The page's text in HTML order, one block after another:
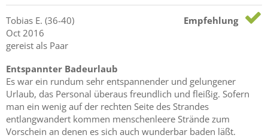
Tobias E. (36-40)
Oct 2016
gereist als Paar
Empfehlung
Entspannter Badeurlaub
Es war ein rundum sehr entspannender und gelungener
Urlaub, das Personal überaus freundlich und fleißig. Sofern
man ein wenig auf der rechten Seite des Strandes
entlangwandert kommen menschenleere Strände zum
Vorschein an denen es sich auch wunderbar baden läßt.